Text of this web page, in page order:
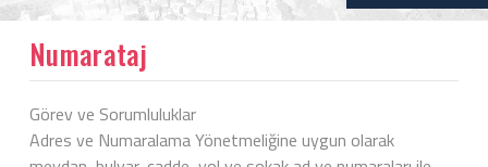
Numarataj
Görev ve Sorumluluklar
Adres ve Numaralama Yönetmeliğine uygun olarak